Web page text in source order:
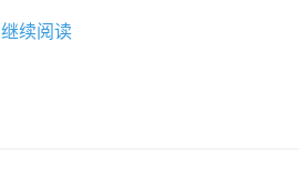
继续阅读